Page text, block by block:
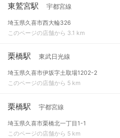
東鷲宮駅 宇都宮線
埼玉県久喜市西大輪326
このページの店舗から 3.1 km
栗橋駅 東武日光線
埼玉県久喜市伊坂字土取場1202-2
このページの店舗から 5 km
栗橋駅 宇都宮線
埼玉県久喜市栗橋北一丁目1-1
このページの店舗から 5 km